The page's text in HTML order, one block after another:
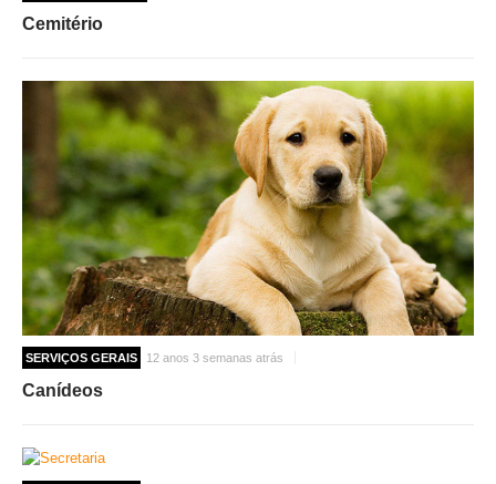
Cemitério
SERVIÇOS GERAIS 12 anos 3 semanas atrás
Canídeos